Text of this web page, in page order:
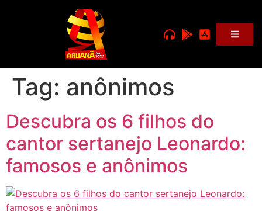
Tag: anônimos
Descubra os 6 filhos do
cantor sertanejo Leonardo:
famosos e anônimos